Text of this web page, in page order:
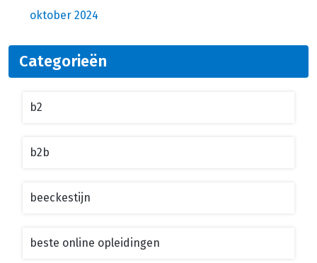
oktober 2024
Categorieën
b2
b2b
beeckestijn
beste online opleidingen